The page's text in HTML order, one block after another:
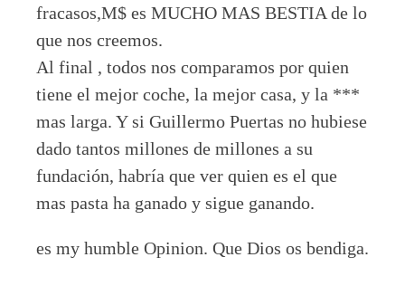
fracasos,M$ es MUCHO MAS BESTIA de lo
que nos creemos.
Al final , todos nos comparamos por quien
tiene el mejor coche, la mejor casa, y la ***
mas larga. Y si Guillermo Puertas no hubiese
dado tantos millones de millones a su
fundación, habría que ver quien es el que
mas pasta ha ganado y sigue ganando.
es my humble Opinion. Que Dios os bendiga.